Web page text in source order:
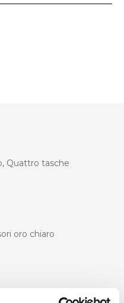
Quattro tasche
oro chiaro